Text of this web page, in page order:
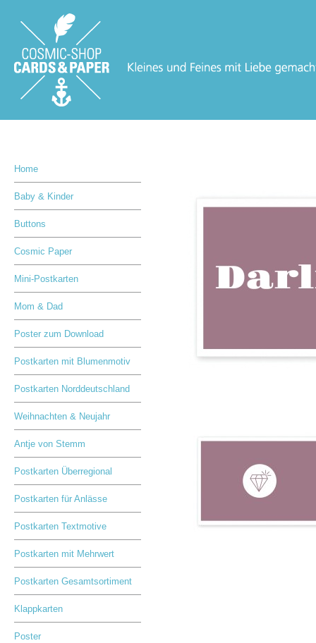
Home
Baby & Kinder
Buttons
Cosmic Paper
Mini-Postkarten
Mom & Dad
Poster zum Download
Postkarten mit Blumenmotiv
Postkarten Norddeutschland
Weihnachten & Neujahr
Antje von Stemm
Postkarten Überregional
Postkarten für Anlässe
Postkarten Textmotive
Postkarten mit Mehrwert
Postkarten Gesamtsortiment
Klappkarten
Poster